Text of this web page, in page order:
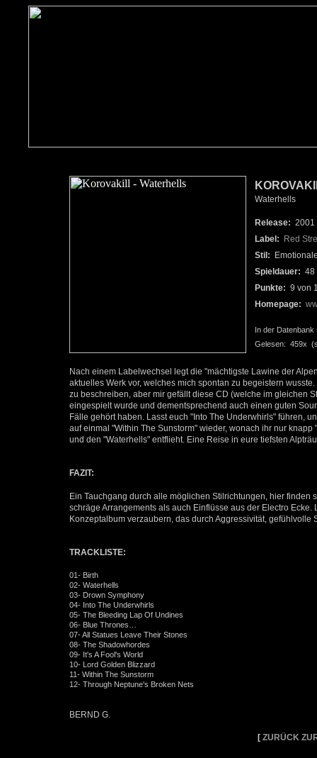
Waterhells
Release: 2001
Label:
Red
Stil:
Spieldauer: 48
Punkte: 9 von
Homepage:
In der Datenbank
Gelesen: 459x
Nach einem Labelwechsel legt die "mächtigste Lawine der
aktuelles Werk vor, welches mich spontan zu begeistern
zu beschreiben, aber mir gefällt diese CD (welche im gleichen
eingespielt wurde und dementsprechend auch einen guten
Fälle gehört haben. Lasst euch "Into The Underwhirls" führen,
auf einmal "Within The Sunstorm" wieder, wonach ihr nur
und den "Waterhells" entflieht. Eine Reise in eure tiefsten
FAZIT:
Ein Tauchgang durch alle möglichen Stilrichtungen, hier finden
schräge Arrangements als auch Einflüsse aus der Electro Ecke.
Konzeptalbum verzaubern, das durch Aggressivität, gefühlvolle
TRACKLISTE:
01- Birth
02- Waterhells
03- Drown Symphony
04- Into The Underwhirls
05- The Bleeding Lap Of Undines
06- Blue Thrones…
07- All Statues Leave Their Stones
08- The Shadowhordes
09- It's A Fool's World
10- Lord Golden Blizzard
11- Within The Sunstorm
12- Through Neptune's Broken Nets
BERND G.
[ ZURÜCK